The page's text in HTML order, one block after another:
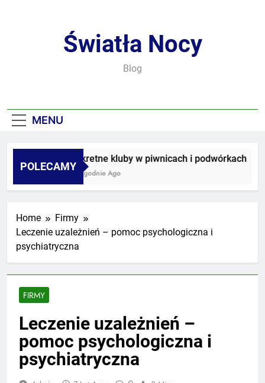
Światła Nocy
Blog
MENU
POLECAMY
Sekretne kluby w piwnicach i podwórkach
3 Tygodnie Ago
Home
Firmy
Leczenie uzależnień – pomoc psychologiczna i
psychiatryczna
FIRMY
Leczenie uzależnień –
pomoc psychologiczna i
psychiatryczna